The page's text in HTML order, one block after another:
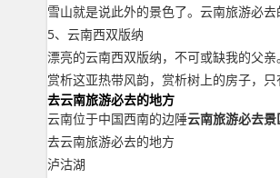
雪山就是说此外的景色了。云南旅游必
5、云南西双版纳
漂亮的云南西双版纳，不可或缺我的父
赏析这亚热带风韵，赏析树上的房子，
去云南旅游必去的地方
云南位于中国西南的边陲云南旅游必去景
去云南旅游必去的地方
泸沽湖